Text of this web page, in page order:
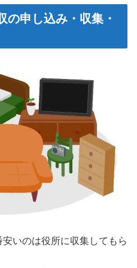
の申し込み・収集・
いのは役所に収集してもら